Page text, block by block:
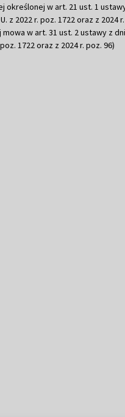
określonej w art. 21 ust. 1
z 2022 r. poz. 1722 oraz z 2024
w art. 31 ust. 2 ustawy z
1722 oraz z 2024 r. poz. 96)